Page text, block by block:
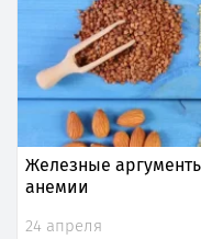
Железные
анемии
24 апреля